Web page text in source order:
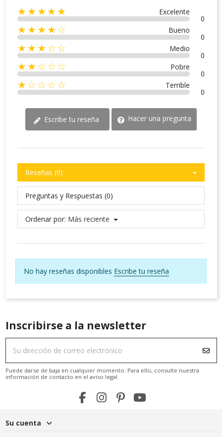
★★★★★ Excelente
0
★★★★☆ Bueno
0
★★★☆☆ Medio
0
★★☆☆☆ Pobre
0
★☆☆☆☆ Terrible
0
Escribe tu reseña Hacer una pregunta
Reseñas (0)
Preguntas y Respuestas (0)
Ordenar por: Más reciente
No hay reseñas disponibles Escribe tu reseña
Inscribirse a la newsletter
Puede darse de baja en cualquier momento. Para ello, consulte nuestra
información de contacto en el aviso legal.
Su cuenta